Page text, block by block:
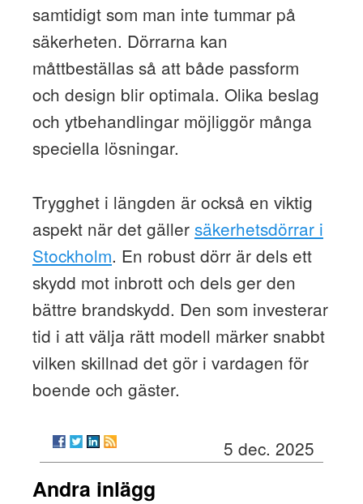
samtidigt som man inte tummar på
säkerheten. Dörrarna kan
måttbeställas så att både passform
och design blir optimala. Olika beslag
och ytbehandlingar möjliggör många
speciella lösningar.
Trygghet i längden är också en viktig
aspekt när det gäller säkerhetsdörrar i
Stockholm. En robust dörr är dels ett
skydd mot inbrott och dels ger den
bättre brandskydd. Den som investerar
tid i att välja rätt modell märker snabbt
vilken skillnad det gör i vardagen för
boende och gäster.
5 dec. 2025
Andra inlägg